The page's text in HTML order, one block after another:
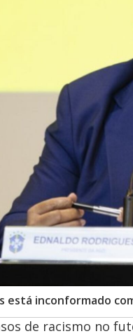
está inconformado
de racismo no